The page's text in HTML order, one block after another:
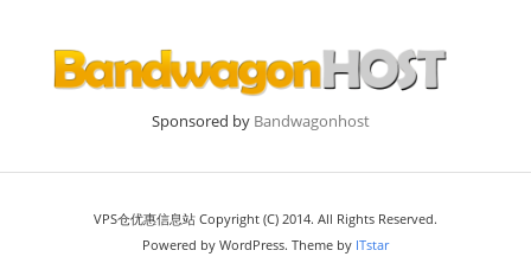
Sponsored by Bandwagonhost
VPS仓优惠信息站 Copyright (C) 2014. All Rights Reserved.
Powered by WordPress. Theme by ITstar